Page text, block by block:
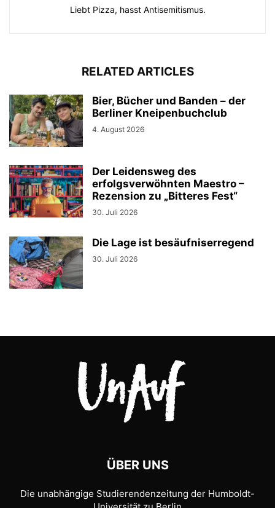
Liebt Pizza, hasst Antisemitismus.
RELATED ARTICLES
Bier, Bücher und Banden – der
Berliner Kneipenbuchclub
4. August 2026
Der Leidensweg des
erfolgsverwöhnten Maestro –
Rezension zu „Bitteres Fest“
30. Juli 2026
Die Lage ist besäufniserregend
30. Juli 2026
ÜBER UNS
Die unabhängige Studierendenzeitung der Humboldt-